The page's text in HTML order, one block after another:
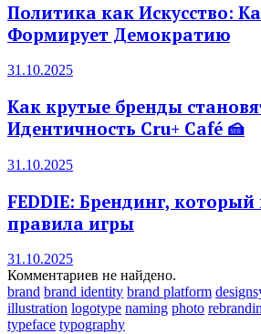
Политика как Искусство:
Формирует Демократию
31.10.2025
Как крутые бренды
Идентичность Cru+ Café 🍰
31.10.2025
FEDDIE: Брендинг,
правила игры
31.10.2025
Комментариев не найдено.
brand brand identity brand platform
illustration logotype naming photo
typeface typography